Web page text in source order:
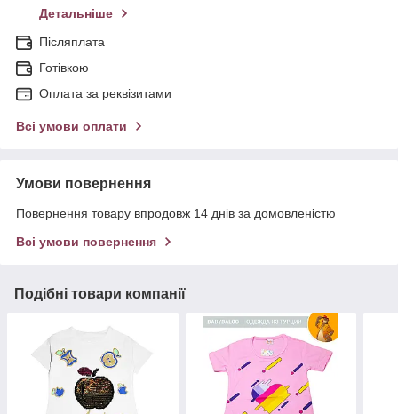
Детальніше
Післяплата
Готівкою
Оплата за реквізитами
Всі умови оплати
Умови повернення
Повернення товару впродовж 14 днів за домовленістю
Всі умови повернення
Подібні товари компанії